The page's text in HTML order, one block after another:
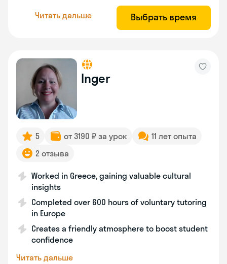
Читать дальше Выбрать время
Inger
5 от 3190 ₽ за урок
11 лет опыта
2 отзыва
Worked in Greece, gaining valuable cultural
insights
Completed over 600 hours of voluntary tutoring
in Europe
Creates a friendly atmosphere to boost student
confidence
Читать дальше